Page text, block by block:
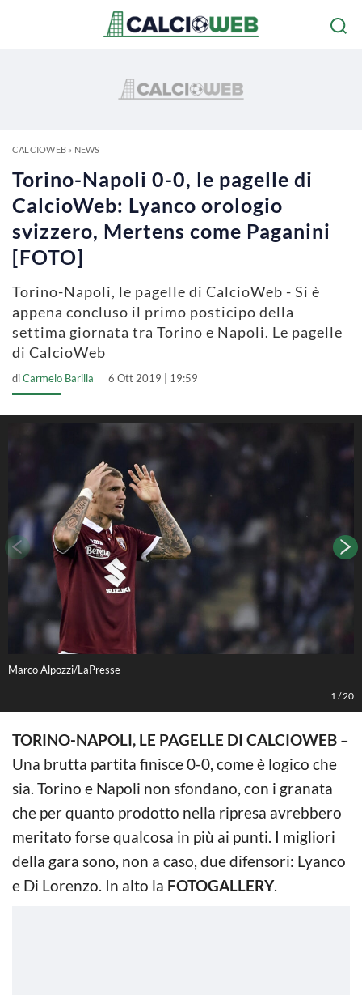
CALCIOWEB» NEWS
Torino-Napoli 0-0, le pagelle di
CalcioWeb: Lyanco orologio
svizzero, Mertens come Paganini
[FOTO]
Torino-Napoli, le pagelle di CalcioWeb - Si è
appena concluso il primo posticipo della
settima giornata tra Torino e Napoli. Le pagelle
di CalcioWeb
diCarmelo Barilla' 6 Ott 2019 | 19:59
Marco Alpozzi/LaPresse
1 /20
TORINO-NAPOLI, LE PAGELLE DI CALCIOWEB –
Una brutta partita finisce 0-0, come è logico che
sia. Torino e Napoli non sfondano, con i granata
che per quanto prodotto nella ripresa avrebbero
meritato forse qualcosa in più ai punti. I migliori
della gara sono, non a caso, due difensori: Lyanco
e Di Lorenzo. In alto la FOTOGALLERY.